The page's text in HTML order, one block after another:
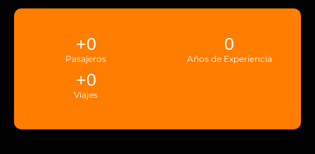
Pasajeros
+0
Años de Experiencia
0
Viajes
+0